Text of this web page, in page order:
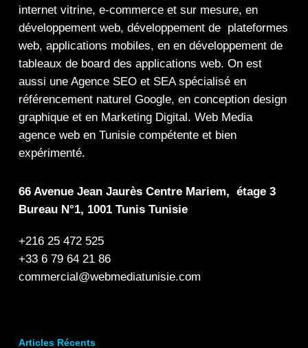
internet vitrine, e-commerceet sur mesure, en
développement web, développement de plateformes
web, applications mobiles, en en développement de
tableaux de board des applications web. On est
aussi une Agence SEOet SEAspécialisé en
référencement naturel Google, en conception design
graphiqueet en Marketing Digital . Web Media
agence web en Tunisie compétente et bien
expérimenté.
66 Avenue Jean Jaurès Centre Mariem, étage 3
Bureau N°1, 1001 Tunis Tunisie
+216 25 472 525
+33 6 79 64 21 86
commercial@webmediatunisie.com
Articles Récents